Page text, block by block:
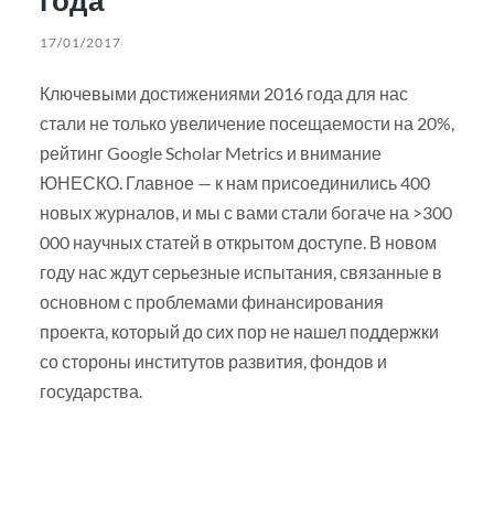
17/01/2017
Ключевыми достижениями 2016 года для нас
стали не только увеличение посещаемости на 20%,
рейтинг Google Scholar Metrics и внимание
ЮНЕСКО. Главное — к нам присоединились 400
новых журналов, и мы с вами стали богаче на >300
000 научных статей в открытом доступе. В новом
году нас ждут серьезные испытания, связанные в
основном с проблемами финансирования
проекта, который до сих пор не нашел поддержки
со стороны институтов развития, фондов и
государства.